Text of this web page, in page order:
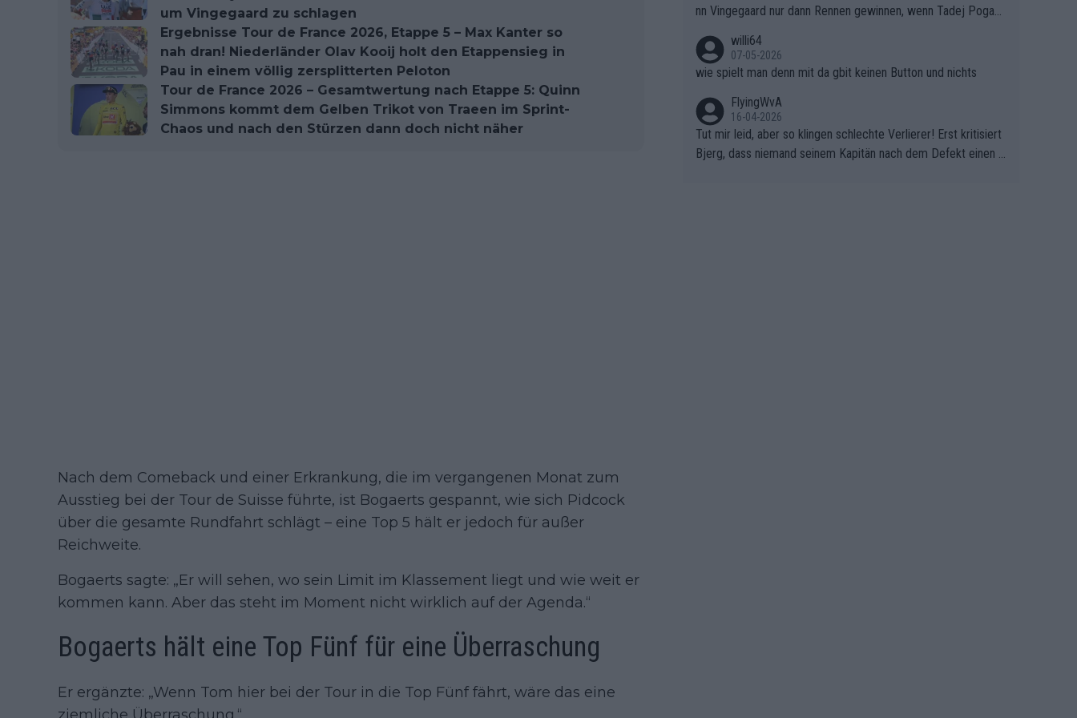
um Vingegaard zu schlagen
Ergebnisse Tour de France 2026, Etappe 5 – Max Kanter so
nah dran! Niederländer Olav Kooij holt den Etappensieg in
Pau in einem völlig zersplitterten Peloton
Tour de France 2026 – Gesamtwertung nach Etappe 5: Quinn
Simmons kommt dem Gelben Trikot von Traeen im Sprint-
Chaos und nach den Stürzen dann doch nicht näher
Nach dem Comeback und einer Erkrankung, die im vergangenen Monat zum
Ausstieg bei der Tour de Suisse führte, ist Bogaerts gespannt, wie sich Pidcock
über die gesamte Rundfahrt schlägt – eine Top 5 hält er jedoch für außer
Reichweite.
Bogaerts sagte: „Er will sehen, wo sein Limit im Klassement liegt und wie weit er
kommen kann. Aber das steht im Moment nicht wirklich auf der Agenda.“
Bogaerts hält eine Top Fünf für eine Überraschung
Er ergänzte: „Wenn Tom hier bei der Tour in die Top Fünf fährt, wäre das eine
nn Vingegaard nur dann Rennen gewinnen, wenn Tadej Pogaca
willi64
07-05-2026
wie spielt man denn mit da gbit keinen Button und nichts
FlyingWvA
16-04-2026
Tut mir leid, aber so klingen schlechte Verlierer! Erst kritisiert
Bjerg, dass niemand seinem Kapitän nach dem Defekt einen r